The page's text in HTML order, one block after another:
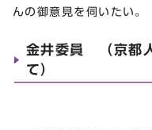
んの御意見を伺いたい。
金井委員 （京都
て）